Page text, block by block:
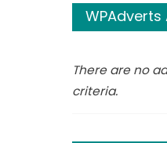
WPAdverts
There are no
criteria.